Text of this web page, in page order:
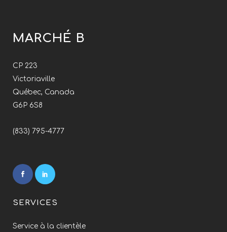
MARCHÉ B
CP 223
Victoriaville
Québec, Canada
G6P 6S8
(833) 795-4777
SERVICES
Service à la clientèle